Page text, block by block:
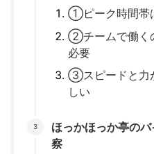
①ピーク時間帯
②チームで働く
必要
③スピードと力
しい
ほっかほっか亭の
察